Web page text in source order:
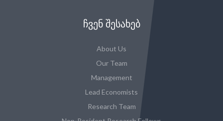
ᲩᲕᲔᲜ ᲨᲔᲡᲐᲮᲔᲑ
About Us
Our Team
Management
Lead Economists
Research Team